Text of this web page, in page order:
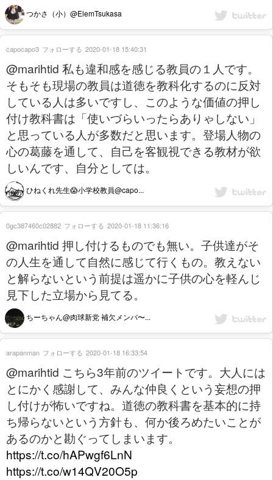
つかさ（小）@ElemTsukasa
@marihtid 私も違和感を感じる教員の１人です。
そもそも現場の教員は道徳を教科化するのに反対
している人は多いですし、このような価値の押し
付け教科書は「使いづらいったらありゃしない」
と思っている人が多数だと思います。登場人物の
心の葛藤を通して、自己を客観視できる教材が欲
しいんです、自分としては。
ひねくれ先生😱小学校教員@capo...
capocapo3 フォローする 2020-01-18 15:40:31
@marihtid 押し付けるものでも無い。子供達がそ
の人生を通して自然に感じて行くもの。教えない
と解らないという前提は遥かに子供の心を軽んじ
見下した立場から見てる。
ちーちゃん@肉球新党 補欠メンバ〜...
0gc387460c02882 フォローする 2020-01-18 11:36:16
@marihtid こちら3年前のツイートです。大人には
とにかく感謝して、みんな仲良くという妄想の押
し付けが怖いですね。道徳の教科書を基本的に持
ち帰らないという方針も、何か後ろめたいことが
あるのかと勘ぐってしまいます。
https://t.co/hAPwgf6LnN
https://t.co/w14QV20O5p
arapanman フォローする 2020-01-18 16:33:54